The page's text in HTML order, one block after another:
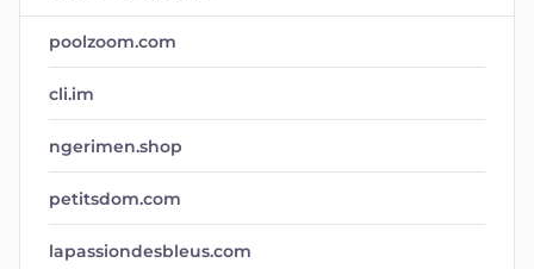
poolzoom.com
cli.im
ngerimen.shop
petitsdom.com
lapassiondesbleus.com